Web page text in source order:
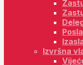
Izvršna